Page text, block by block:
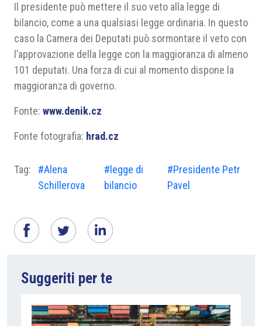
Il presidente può mettere il suo veto alla legge di
bilancio, come a una qualsiasi legge ordinaria. In questo
caso la Camera dei Deputati può sormontare il veto con
l’approvazione della legge con la maggioranza di almeno
101 deputati. Una forza di cui al momento dispone la
maggioranza di governo.
Fonte: www.denik.cz
Fonte fotografia: hrad.cz
Tag:
#Alena
Schillerova
#legge di
bilancio
#Presidente Petr
Pavel
Suggeriti per te